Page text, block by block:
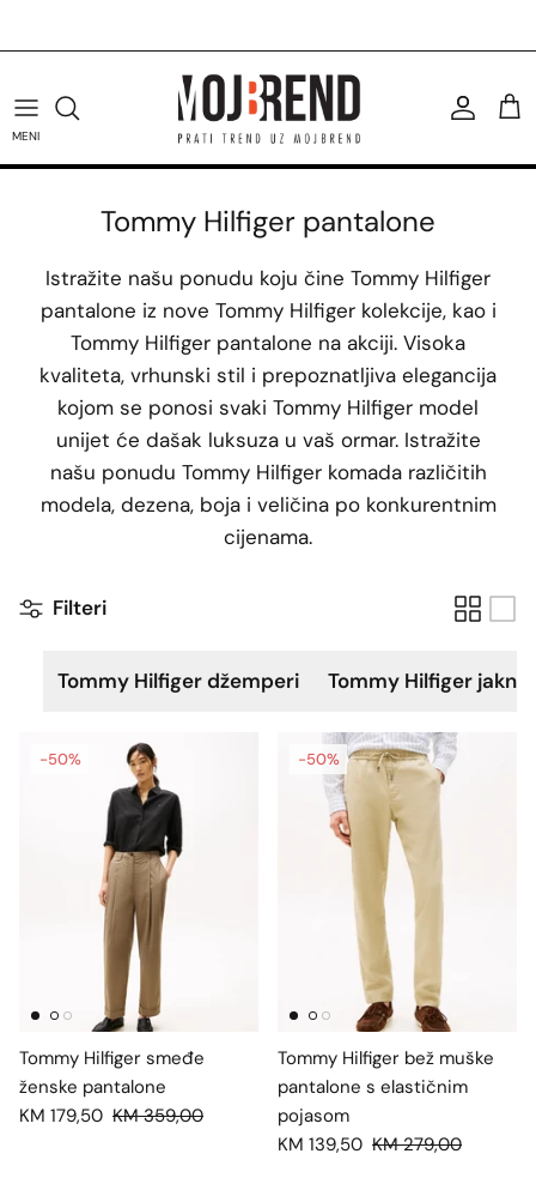
na
MENI
U.S. Polo Assn. majice
U.S. Polo Assn. patike
U.S. Polo Assn. prsluci
Svi U.S. Polo Assn. proizvodi
Tommy Hilfiger patike
Tommy Hilfiger torbe
Tommy Hilfiger čizme
Svi Tommy Hilfiger proizvodi
Calvin Klein kupaći
Calvin Klein torbe
Calvin Klein majice
Svi Calvin Klein proizvodi
Replay majice
Replay košulje
Svi Replay proizvodi
Žene
Muškarci
Tommy Hilfiger pantalone
Istražite našu ponudu koju čine Tommy Hilfiger
pantalone iz nove Tommy Hilfiger kolekcije, kao i
Tommy Hilfiger pantalone na akciji. Visoka
kvaliteta, vrhunski stil i prepoznatljiva elegancija
kojom se ponosi svaki Tommy Hilfiger model
unijet će dašak luksuza u vaš ormar. Istražite
našu ponudu Tommy Hilfiger komada različitih
modela, dezena, boja i veličina po konkurentnim
cijenama.
Filteri
Tommy Hilfiger džemperi Tommy Hilfiger jakne
-50%
Tommy Hilfiger smeđe
ženske pantalone
KM 179,50 KM 359,00
-50%
Tommy Hilfiger bež muške
pantalone s elastičnim
pojasom
KM 139,50 KM 279,00